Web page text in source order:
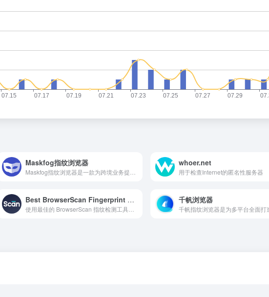
Maskfog指纹浏览器 whoer.net
用于检查Internet的匿名性服务器
Best BrowserScan Fingerprint Detection Tool 千帆浏览器